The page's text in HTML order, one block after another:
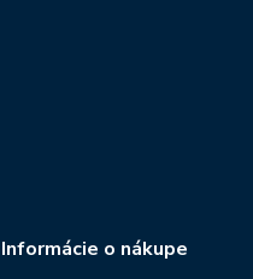
Informácie o nákupe